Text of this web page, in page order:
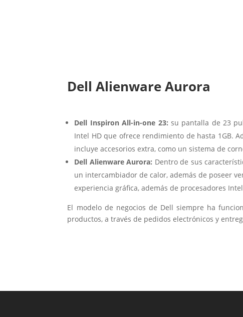
Dell Alienware Aurora
Dell Inspiron All-in-one 23: su pantalla de 23
Intel HD que ofrece rendimiento de hasta 1GB.
incluye accesorios extra, como un sistema de
Dell Alienware Aurora: Dentro de sus
un intercambiador de calor, además de poseer
experiencia gráfica, además de procesadores
El modelo de negocios de Dell siempre ha
productos, a través de pedidos electrónicos y